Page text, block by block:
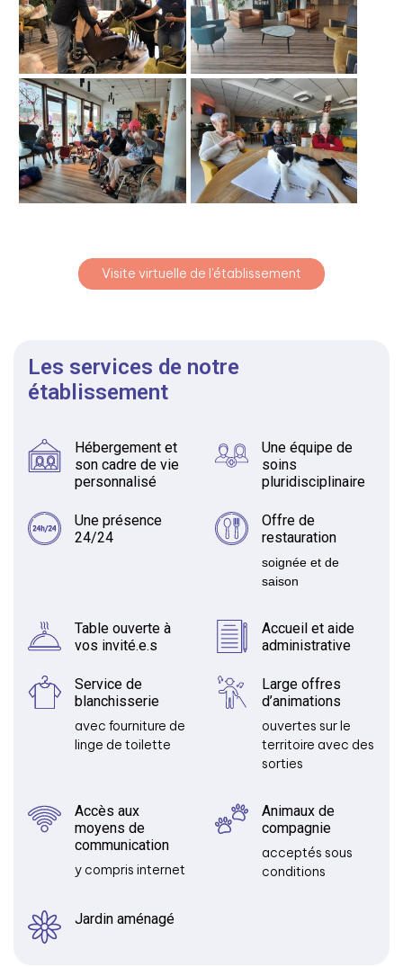
Visite virtuelle de l'établissement
Les services de notre
établissement
Hébergement et
son cadre de vie
personnalisé
Une équipe de
soins
pluridisciplinaire
Une présence
24/24
Offre de
restauration
soignée et de
saison
Table ouverte à
vos invité.e.s
Accueil et aide
administrative
Service de
blanchisserie
avec fourniture de
linge de toilette
Large offres
d’animations
ouvertes sur le
territoire avec des
sorties
Accès aux
moyens de
communication
y compris internet
Animaux de
compagnie
acceptés sous
conditions
Jardin aménagé